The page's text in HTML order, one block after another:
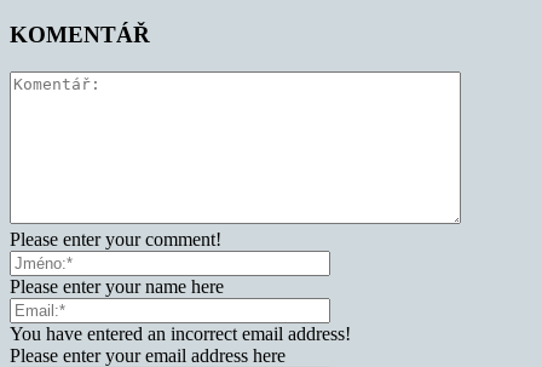
KOMENTÁŘ
Please enter your comment!
Please enter your name here
You have entered an incorrect email address!
Please enter your email address here